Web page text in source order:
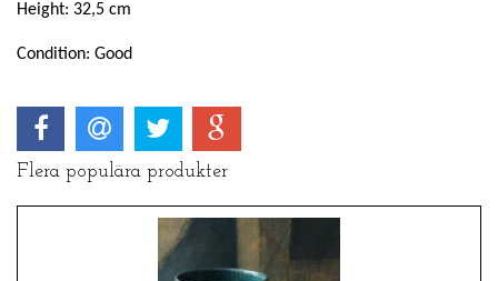
Height: 32,5 cm
Condition: Good
Flera populära produkter